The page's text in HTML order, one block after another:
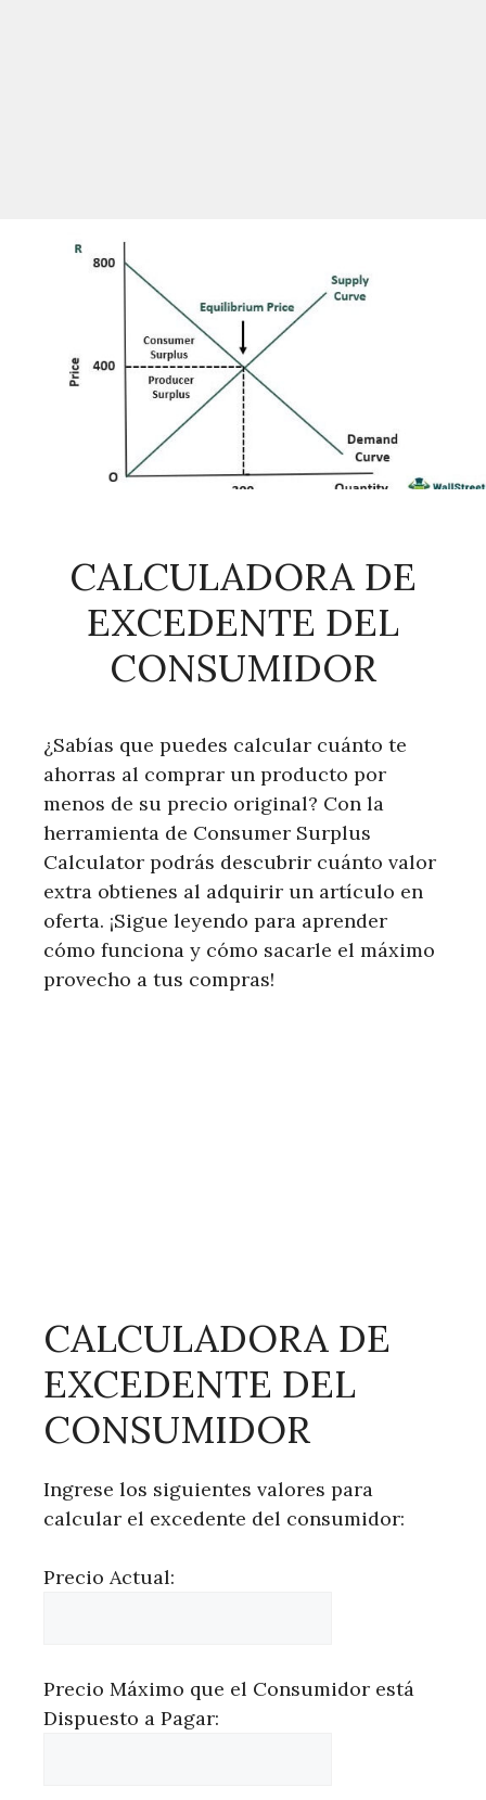
CALCULADORA DE
EXCEDENTE DEL
CONSUMIDOR
¿Sabías que puedes calcular cuánto te
ahorras al comprar un producto por
menos de su precio original? Con la
herramienta de Consumer Surplus
Calculator podrás descubrir cuánto valor
extra obtienes al adquirir un artículo en
oferta. ¡Sigue leyendo para aprender
cómo funciona y cómo sacarle el máximo
provecho a tus compras!
CALCULADORA DE
EXCEDENTE DEL
CONSUMIDOR
Ingrese los siguientes valores para
calcular el excedente del consumidor:
Precio Actual:
Precio Máximo que el Consumidor está
Dispuesto a Pagar: